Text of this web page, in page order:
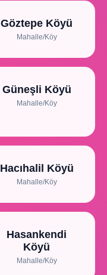
Göztepe Köyü
Mahalle/Köy
Güneşli Köyü
Mahalle/Köy
Hacıhalil Köyü
Mahalle/Köy
Hasankendi
Köyü
Mahalle/Köy